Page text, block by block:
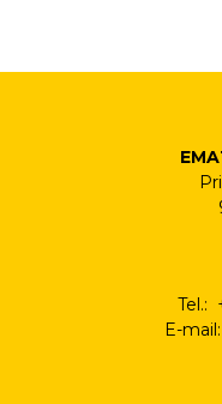
Tel.:
E-mail: